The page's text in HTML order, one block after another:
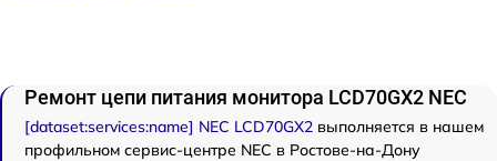
Ремонт цепи питания монитора LCD70GX2 NEC
[dataset:services:name] NEC LCD70GX2 выполняется в нашем
профильном сервис-центре NEC в Ростове-на-Дону